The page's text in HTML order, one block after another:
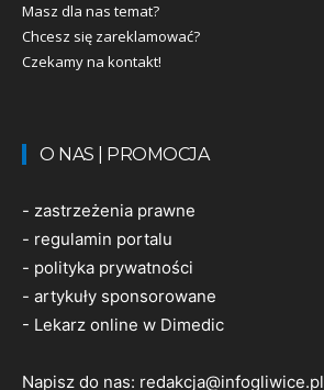
Masz dla nas temat?
Chcesz się zareklamować?
Czekamy na kontakt!
O NAS | PROMOCJA
- zastrzeżenia prawne
- regulamin portalu
- polityka prywatności
- artykuły sponsorowane
- Lekarz online w Dimedic
Napisz do nas: redakcja@infogliwice.pl